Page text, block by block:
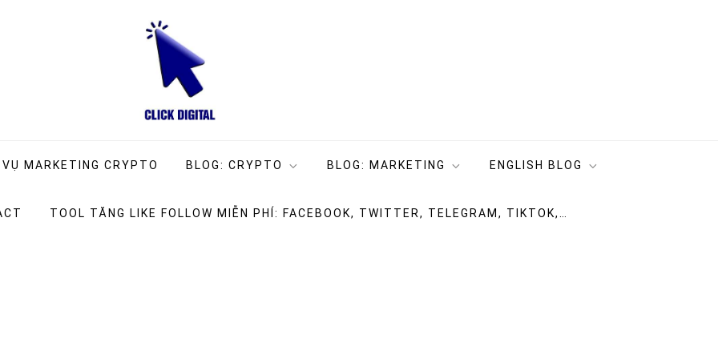
VỤ MARKETING CRYPTO BLOG: CRYPTO BLOG: MARKETING ENGLISH BLOG
TOOL TĂNG LIKE FOLLOW MIỄN PHÍ: FACEBOOK, TWITTER, TELEGRAM, TIKTOK,…